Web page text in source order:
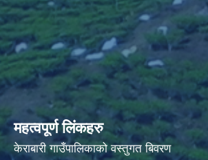
महत्वपूर्ण लिंकहरु
केराबारी गाउँपालिकाको वस्तुगत बिवरण